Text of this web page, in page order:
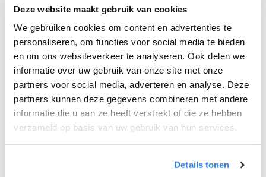
Deze website maakt gebruik van cookies
We gebruiken cookies om content en advertenties te
personaliseren, om functies voor social media te bieden
en om ons websiteverkeer te analyseren. Ook delen we
informatie over uw gebruik van onze site met onze
partners voor social media, adverteren en analyse. Deze
partners kunnen deze gegevens combineren met andere
informatie die u aan ze heeft verstrekt of die ze hebben
verzameld op basis van uw gebruik van hun services.
Details tonen
to refer you to thekrantenbezorgen.nl
There, you can easily sign up to deliver
newspapers in Hall.
We hope you can get started soon and wish you
the best of luck! 🚴‍♂️💨
Sign up as a newspaper deliverer!